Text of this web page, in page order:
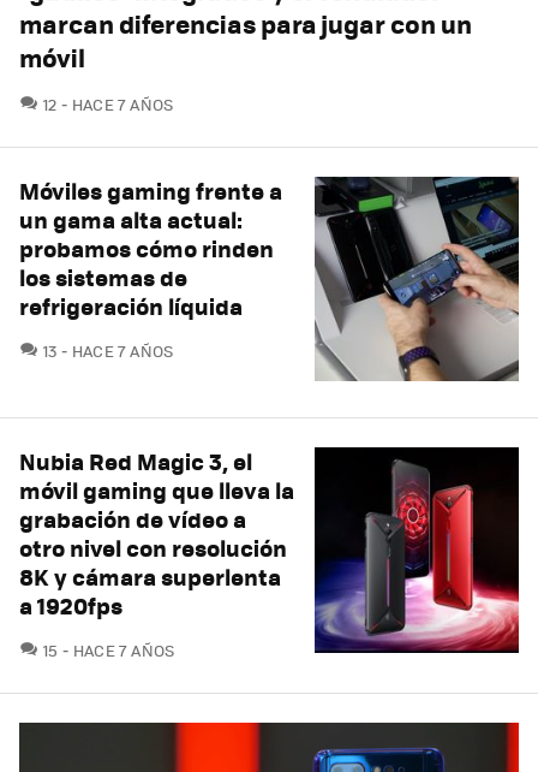
marcan diferencias para jugar con un
móvil
12 COMENTARIOS
HACE 7 AÑOS
Móviles gaming frente a
un gama alta actual:
probamos cómo rinden
los sistemas de
refrigeración líquida
13 COMENTARIOS
HACE 7 AÑOS
Nubia Red Magic 3, el
móvil gaming que lleva la
grabación de vídeo a
otro nivel con resolución
8K y cámara superlenta
a 1920fps
15 COMENTARIOS
HACE 7 AÑOS